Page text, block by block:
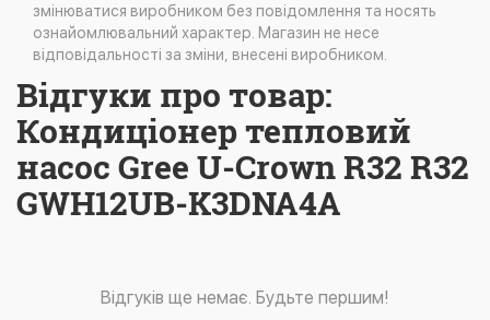
змінюватися виробником без повідомлення та носять
ознайомлювальний характер. Магазин не несе
відповідальності за зміни, внесені виробником.
Відгуки про товар:
Кондиціонер тепловий
насос Gree U-Crown R32 R32
GWH12UB-K3DNA4A
Відгуків ще немає. Будьте першим!